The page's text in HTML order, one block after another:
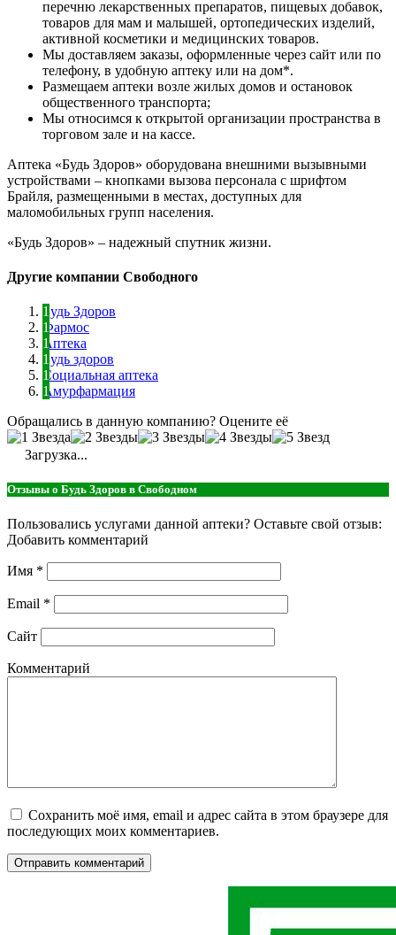
перечню лекарственных препаратов, пищевых добавок,
товаров для мам и малышей, ортопедических изделий,
активной косметики и медицинских товаров.
Мы доставляем заказы, оформленные через сайт или по
телефону, в удобную аптеку или на дом*.
Размещаем аптеки возле жилых домов и остановок
общественного транспорта;
Мы относимся к открытой организации пространства в
торговом зале и на кассе.
Аптека «Будь Здоров» оборудована внешними вызывными
устройствами – кнопками вызова персонала с шрифтом
Брайля, размещенными в местах, доступных для
маломобильных групп населения.
«Будь Здоров» – надежный спутник жизни.
Другие компании Свободного
Будь Здоров
Фармос
Аптека
Будь здоров
Социальная аптека
Амурфармация
Обращались в данную компанию? Оцените её
Загрузка...
Отзывы о Будь Здоров в Свободном
Пользовались услугами данной аптеки? Оставьте свой отзыв:
Добавить комментарий
Имя *
Email *
Сайт
Комментарий
Сохранить моё имя, email и адрес сайта в этом браузере для
последующих моих комментариев.